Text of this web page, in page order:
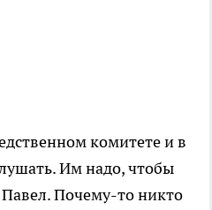
комитете и в
Им надо, чтобы
Почему-то никто